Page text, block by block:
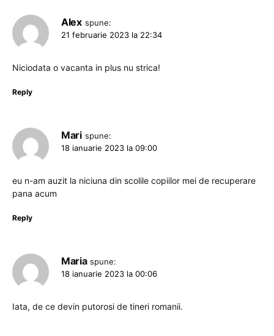
Alex spune:
21 februarie 2023 la 22:34
Niciodata o vacanta in plus nu strica!
Reply
Mari spune:
18 ianuarie 2023 la 09:00
eu n-am auzit la niciuna din scolile copiilor mei de recuperare
pana acum
Reply
Maria spune:
18 ianuarie 2023 la 00:06
Iata, de ce devin putorosi de tineri romanii.